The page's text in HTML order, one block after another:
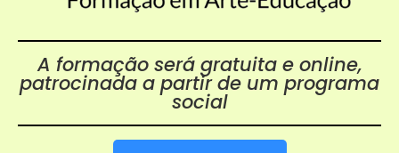
A formação será gratuita e online,
patrocinada a partir de um programa
social